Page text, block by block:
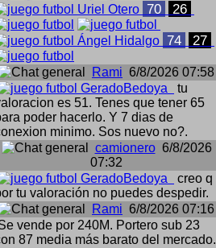
Uriel Otero 70 26
Ángel Hidalgo 74 27
Rami 6/8/2026 07:58
GeradoBedoya
tu
es 51. Tenes que tener 65
poder hacerlo. Y 7 dias de
minimo. Sos nuevo no?.
camionero6/8/2026
07:32
GeradoBedoya
creo q
tu valoración no puedes despedir.
Rami 6/8/2026 07:16
vende por 240M. Portero sub 23
87 media más barato del mercado.